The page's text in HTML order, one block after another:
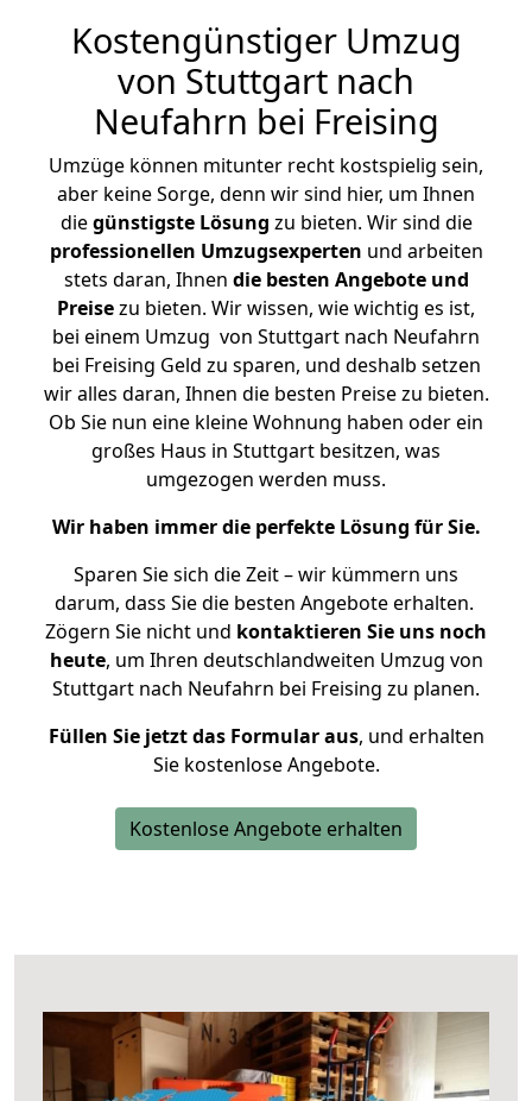
Kostengünstiger Umzug
von Stuttgart nach
Neufahrn bei Freising
Umzüge können mitunter recht kostspielig sein,
aber keine Sorge, denn wir sind hier, um Ihnen
diegünstigste Lösung zu bieten. Wir sind die
professionellen Umzugsexperten und arbeiten
stets daran, Ihnen die besten Angebote und
Preisezu bieten. Wir wissen, wie wichtig es ist,
bei einem Umzug von Stuttgart nach Neufahrn
bei Freising Geld zu sparen, und deshalb setzen
wir alles daran, Ihnen die besten Preise zu bieten.
Ob Sie nun eine kleine Wohnung haben oder ein
großes Haus in Stuttgart besitzen, was
umgezogen werden muss.
Wir haben immer die perfekte Lösung für Sie.
Sparen Sie sich die Zeit – wir kümmern uns
darum, dass Sie die besten Angebote erhalten.
Zögern Sie nicht und kontaktieren Sie uns noch
heute, um Ihren deutschlandweiten Umzug von
Stuttgart nach Neufahrn bei Freising zu planen.
Füllen Sie jetzt das Formular aus, und erhalten
Sie kostenlose Angebote.
Kostenlose Angebote erhalten